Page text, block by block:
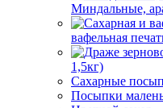
Миндальные,
вафельная
1,5кг)
Сахарные
Посыпки